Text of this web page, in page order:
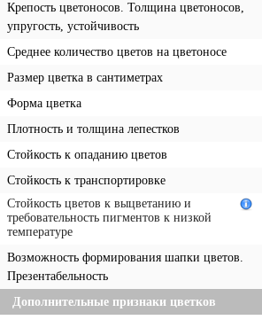
Крепость цветоносов. Толщина цветоносов,
упругость, устойчивость
Среднее количество цветов на цветоносе
Размер цветка в сантиметрах
Форма цветка
Плотность и толщина лепестков
Стойкость к опаданию цветов
Стойкость к транспортировке
Стойкость цветов к выцветанию и
требовательность пигментов к низкой
температуре
Возможность формирования шапки цветов.
Презентабельность
Дополнительные признаки цветков